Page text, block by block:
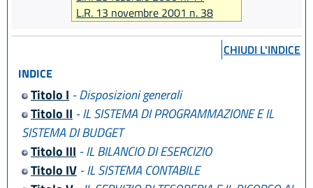
L.R. 13 novembre 2001 n. 38
L.R. 19 febbraio 2008 n. 4
L.R. 7 novembre 2012 n. 13
L.R. 16 luglio 2015 n. 10
CHIUDI L'INDICE
INDICE
Titolo I - Disposizioni generali
Titolo II - IL SISTEMA DI PROGRAMMAZIONE E IL
SISTEMA DI BUDGET
Titolo III - IL BILANCIO DI ESERCIZIO
Titolo IV- IL SISTEMA CONTABILE